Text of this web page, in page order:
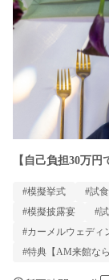
【自己負担30万
#模擬挙式 #試
#模擬披露宴
#
#カーメルウェディ
#特典【AM来館な